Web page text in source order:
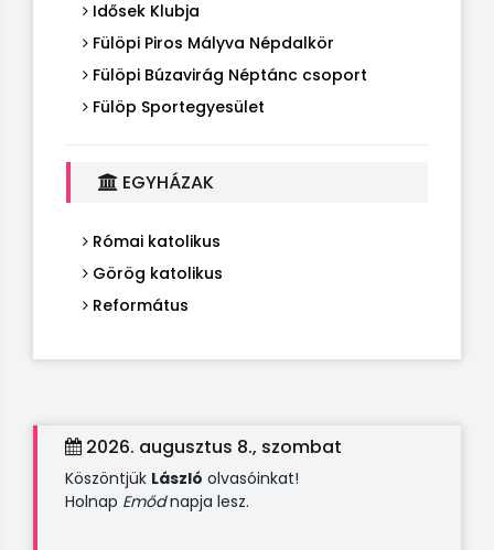
Idősek Klubja
Fülöpi Piros Mályva Népdalkör
Fülöpi Búzavirág Néptánc csoport
Fülöp Sportegyesület
EGYHÁZAK
Római katolikus
Görög katolikus
Református
2026. augusztus 8., szombat
Köszöntjük László olvasóinkat!
Holnap Emődnapja lesz.